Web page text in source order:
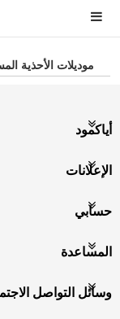
موديلات الأحذية
أياكمود
الإعلانات
حسابي
المساعدة
وسائل التواصل